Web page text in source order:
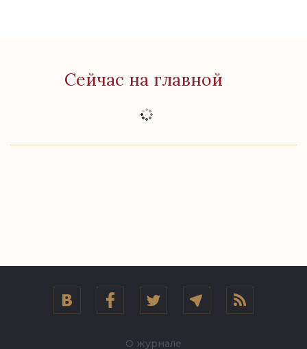
Сейчас на главной
О журнале